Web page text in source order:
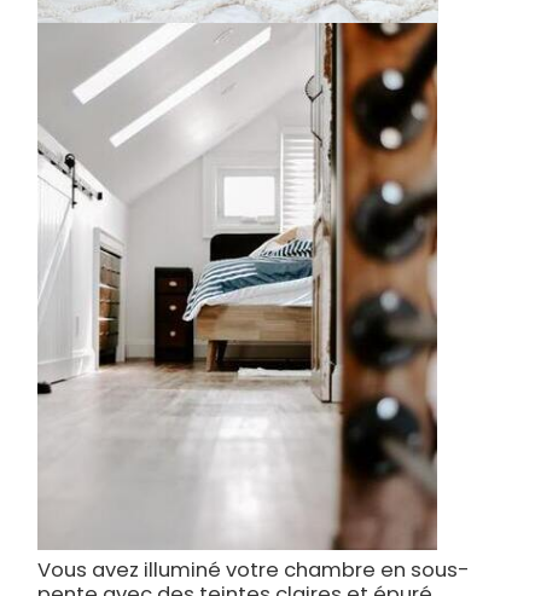
Vous avez illuminé votre chambre en sous-